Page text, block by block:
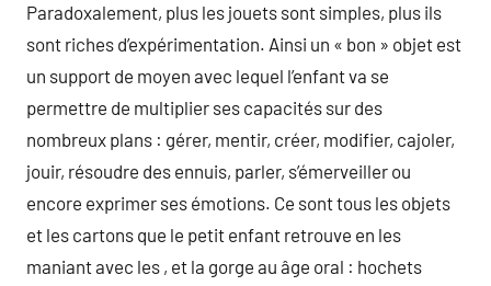
Paradoxalement, plus les jouets sont simples, plus ils
sont riches d’expérimentation. Ainsi un « bon » objet est
un support de moyen avec lequel l’enfant va se
permettre de multiplier ses capacités sur des
nombreux plans : gérer, mentir, créer, modifier, cajoler,
jouir, résoudre des ennuis, parler, s’émerveiller ou
encore exprimer ses émotions. Ce sont tous les objets
et les cartons que le petit enfant retrouve en les
maniant avec les , et la gorge au âge oral : hochets